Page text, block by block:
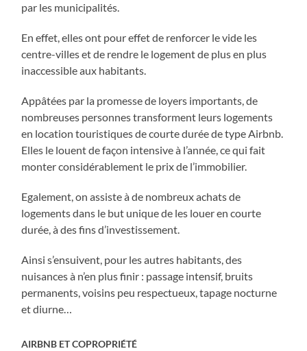
par les municipalités.
En effet, elles ont pour effet de renforcer le vide les
centre-villes et de rendre le logement de plus en plus
inaccessible aux habitants.
Appâtées par la promesse de loyers importants, de
nombreuses personnes transforment leurs logements
en location touristiques de courte durée de type Airbnb.
Elles le louent de façon intensive à l’année, ce qui fait
monter considérablement le prix de l’immobilier.
Egalement, on assiste à de nombreux achats de
logements dans le but unique de les louer en courte
durée, à des fins d’investissement.
Ainsi s’ensuivent, pour les autres habitants, des
nuisances à n’en plus finir : passage intensif, bruits
permanents, voisins peu respectueux, tapage nocturne
et diurne…
AIRBNB ET COPROPRIÉTÉ